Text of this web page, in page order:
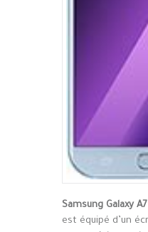
Samsung Galaxy
est équipé d’un